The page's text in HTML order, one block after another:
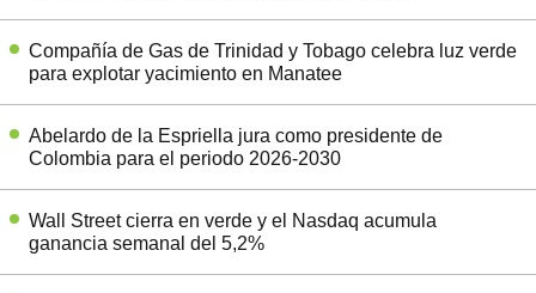
Compañía de Gas de Trinidad y Tobago celebra luz verde
para explotar yacimiento en Manatee
Abelardo de la Espriella jura como presidente de
Colombia para el periodo 2026-2030
Wall Street cierra en verde y el Nasdaq acumula
ganancia semanal del 5,2%